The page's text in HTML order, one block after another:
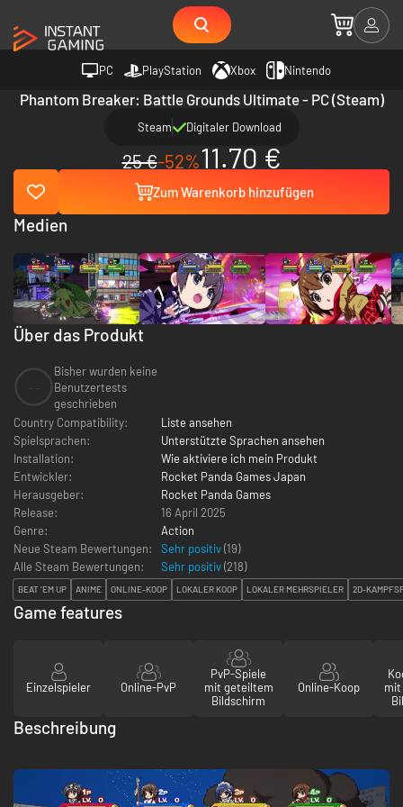
PC PlayStation Xbox Nintendo
Phantom Breaker: Battle Grounds Ultimate - PC (Steam)
Steam Digitaler Download
25 €-52%11.70 €
Zum Warenkorb hinzufügen
Über das Produkt
Bisher wurden keine
Benutzertests
geschrieben
Country Compatibility:
Liste ansehen
Spielsprachen:
Unterstützte Sprachen ansehen
Installation:
Wie aktiviere ich mein Produkt
Entwickler:
Rocket Panda Games Japan
Herausgeber:
Rocket Panda Games
Release:
16 April 2025
Genre:
Action
Neue Steam Bewertungen:
Sehr positiv(19)
Alle Steam Bewertungen:
Sehr positiv(218)
BEAT ’EM UP ANIME ONLINE-KOOP LOKALER KOOP LOKALER MEHRSPIELER 2D-
Medien
Game features
Einzelspieler Online-PvP
PvP-Spiele
mit geteiltem
Bildschirm
Online-Koop
Beschreibung